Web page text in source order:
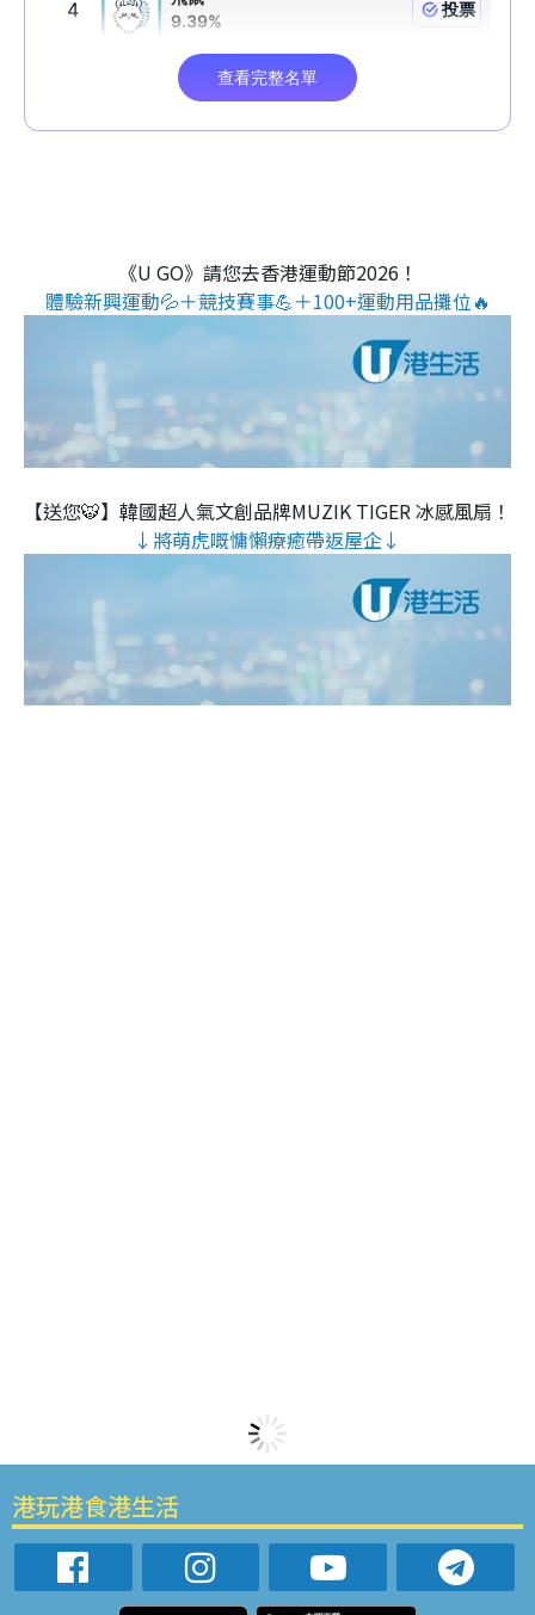
《U GO》請您去香港運動節2026！
體驗新興運動💦＋競技賽事💪＋100+運動用品攤位🔥
【送您🐯】韓國超人氣文創品牌MUZIK TIGER 冰感風扇！
↓將萌虎嘅慵懶療癒帶返屋企↓
港玩港食港生活